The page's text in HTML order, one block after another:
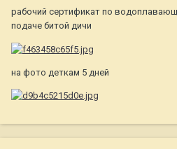
рабочий сертификат по
подаче битой дичи
на фото деткам 5 дней